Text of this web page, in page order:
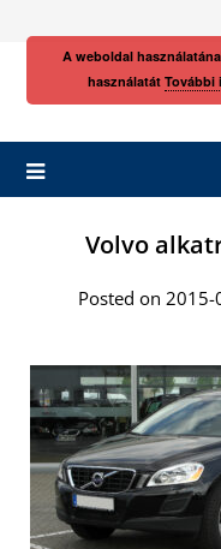
Volvo
Posted on 2015-
A weboldal
használatát További